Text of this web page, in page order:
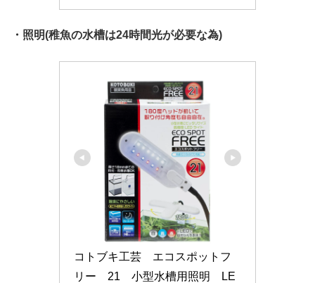
・照明(稚魚の水槽は24時間光が必要な為)
コトブキ工芸　エコスポットフ
リー　21　小型水槽用照明　LE